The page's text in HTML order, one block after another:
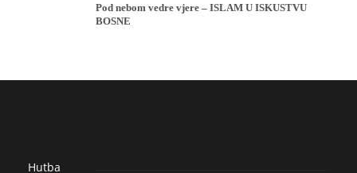
Pod nebom vedre vjere – ISLAM U ISKUSTVU
BOSNE
Hutba